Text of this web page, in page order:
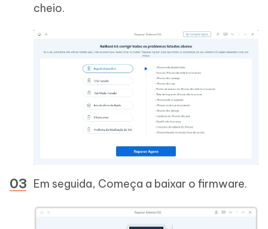
cheio.
Em seguida, Começa a baixar o firmware.